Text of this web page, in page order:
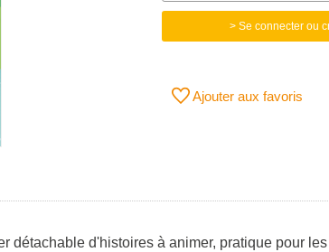
> Se connecter ou
Ajouter aux favoris
détachable d'histoires à animer, pratique pour